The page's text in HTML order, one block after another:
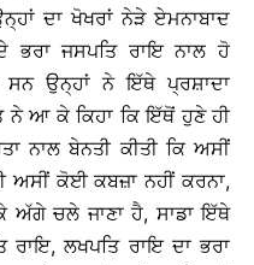
ਦਾ ਖੋਖਰਾਂ ਨੇੜੇ ਏਮਨਾਬਾਦ
ਭਰਾ ਜਸਪਤਿ ਰਾਇ ਨਾਲ ਹੋ
ਉਨ੍ਹਾਂ ਨੇ ਇੱਥੇ ਪ੍ਰਸ਼ਾਦਾ
ਨੇ ਆ ਕੇ ਕਿਹਾ ਕਿ ਇੱਥੋਂ ਹੁਣੇ ਹੀ
ਨਾਲ ਬੇਨਤੀ ਕੀਤੀ ਕਿ ਅਸੀਂ
ਕੋਈ ਕਬਜ਼ਾ ਨਹੀਂ ਕਰਨਾ,
ਚਲੇ ਜਾਣਾ ਹੈ, ਸਾਡਾ ਇੱਥੇ
ਲਖਪਤਿ ਰਾਇ ਦਾ ਭਰਾ